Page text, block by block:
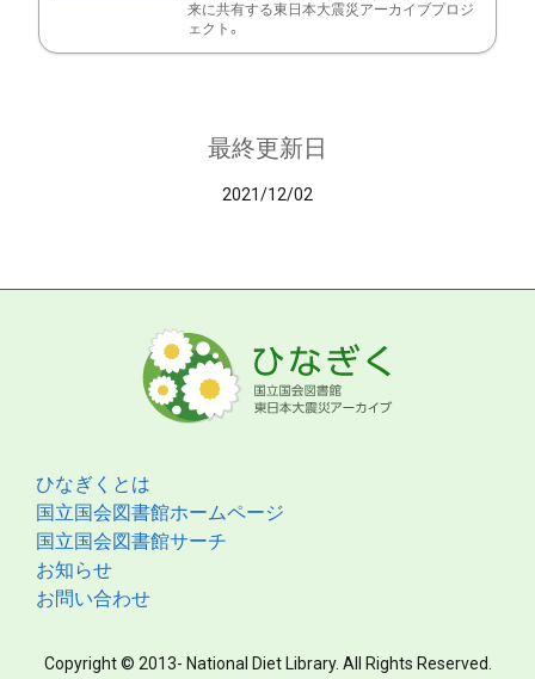
来に共有する東日本大震災アーカイブプロジ
ェクト。
最終更新日
2021/12/02
ひなぎくとは
国立国会図書館ホームページ
国立国会図書館サーチ
お知らせ
お問い合わせ
Copyright © 2013- National Diet Library. All Rights Reserved.